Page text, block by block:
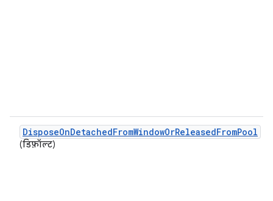
DisposeOnDetachedFromWindowOrReleasedFromPool
(डिफ़ॉल्ट)